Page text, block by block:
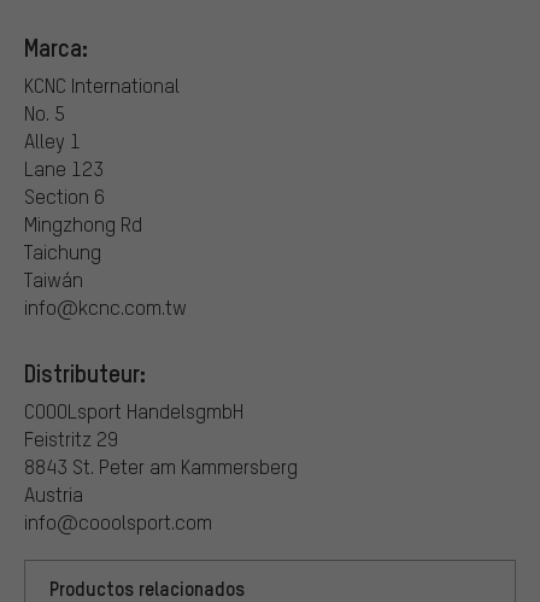
Marca:
KCNC International
No. 5
Alley 1
Lane 123
Section 6
Mingzhong Rd
Taichung
Taiwán
info@kcnc.com.tw
Distributeur:
COOOLsport HandelsgmbH
Feistritz 29
8843 St. Peter am Kammersberg
Austria
info@cooolsport.com
Productos relacionados